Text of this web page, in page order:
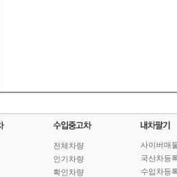
전체차량
인기차량
확인차량
사이버매
국산차등
수입차등